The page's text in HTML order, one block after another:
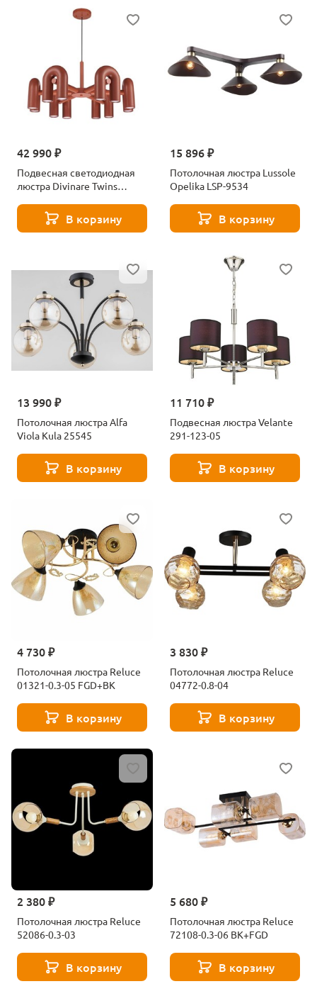
42 990 ₽
Подвесная светодиодная
люстра Divinare Twins
В корзину
15 896 ₽
Потолочная люстра Lussole
Opelika LSP-9534
В корзину
13 990 ₽
Потолочная люстра Alfa
Viola Kula 25545
В корзину
11 710 ₽
Подвесная люстра Velante
291-123-05
В корзину
4 730 ₽
Потолочная люстра Reluce
01321-0.3-05 FGD+BK
В корзину
3 830 ₽
Потолочная люстра Reluce
04772-0.8-04
В корзину
2 380 ₽
Потолочная люстра Reluce
52086-0.3-03
В корзину
5 680 ₽
Потолочная люстра Reluce
72108-0.3-06 BK+FGD
В корзину